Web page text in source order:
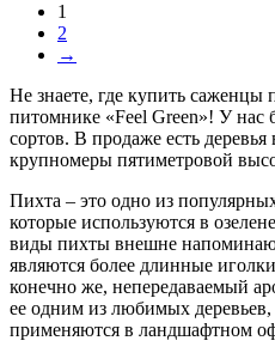
1
2
→
Не знаете, где купить саженцы
питомнике «Feel Green»! У нас
сортов. В продаже есть
крупномеры пятиметровой
Пихта – это одно из
которые используются в
виды пихты внешне
являются более длинные
конечно же, непередаваемый
ее одним из любимых деревьев,
применяются в ландшафтном